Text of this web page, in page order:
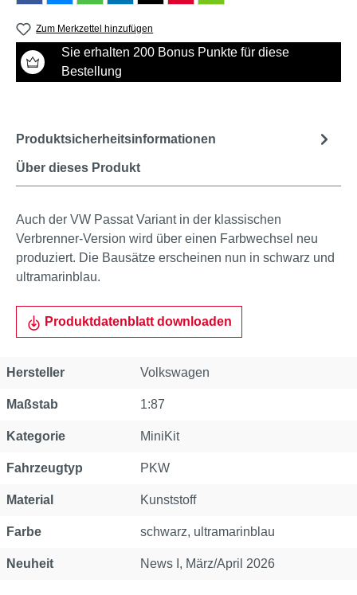
Zum Merkzettel hinzufügen
Sie erhalten 200 Bonus Punkte für diese
Bestellung
Über dieses Produkt
Produktsicherheitsinformationen
Auch der VW Passat Variant in der klassischen
Verbrenner-Version wird über einen Farbwechsel neu
produziert. Die Bausätze erscheinen nun in schwarz und
ultramarinblau.
Produktdatenblatt downloaden
Eigenschaft
Hersteller Volkswagen
Maßstab 1:87
Kategorie MiniKit
Fahrzeugtyp PKW
Material Kunststoff
Farbe schwarz, ultramarinblau
Neuheit News I, März/April 2026